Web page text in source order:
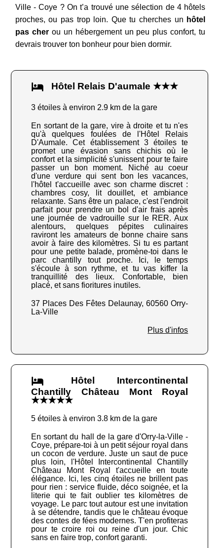
Ville - Coye ? On t’a trouvé une sélection de 4 hôtels
proches, ou pas trop loin. Que tu cherches un hôtel
pas cherou un hébergement un peu plus confort, tu
devrais trouver ton bonheur pour bien dormir.
Hôtel Relais D'aumale ★★★
3 étoiles à environ 2.9 km de la gare
En sortant de la gare, vire à droite et tu n'es
qu'à quelques foulées de l'Hôtel Relais
D'Aumale. Cet établissement 3 étoiles te
promet une évasion sans chichis où le
confort et la simplicité s'unissent pour te faire
passer un bon moment. Niché au coeur
d'une verdure qui sent bon les vacances,
l'hôtel t'accueille avec son charme discret :
chambres cosy, lit douillet, et ambiance
relaxante. Sans être un palace, c'est l'endroit
parfait pour prendre un bol d'air frais après
une journée de vadrouille sur le RER. Aux
alentours, quelques pépites culinaires
raviront les amateurs de bonne chaire sans
avoir à faire des kilomètres. Si tu es partant
pour une petite balade, promène-toi dans le
parc chantilly tout proche. Ici, le temps
s'écoule à son rythme, et tu vas kiffer la
tranquillité des lieux. Confortable, bien
placé, et sans fioritures inutiles.
37 Places Des Fêtes Delaunay, 60560 Orry-
La-Ville
Plus d'infos
Hôtel Intercontinental
Chantilly Château Mont Royal
★★★★★
5 étoiles à environ 3.8 km de la gare
En sortant du hall de la gare d'Orry-la-Ville -
Coye, prépare-toi à un petit séjour royal dans
un cocon de verdure. Juste un saut de puce
plus loin, l'Hôtel Intercontinental Chantilly
Château Mont Royal t'accueille en toute
élégance. Ici, les cinq étoiles ne brillent pas
pour rien : service fluide, déco soignée, et la
literie qui te fait oublier tes kilomètres de
voyage. Le parc tout autour est une invitation
à se détendre, tandis que le château évoque
des contes de fées modernes. T'en profiteras
pour te croire roi ou reine d'un jour. Chic
sans en faire trop, confort garanti.